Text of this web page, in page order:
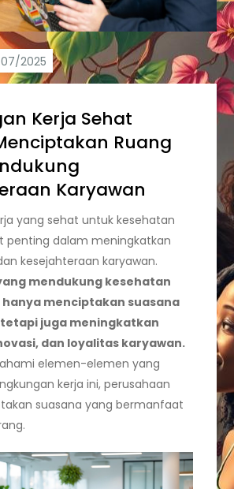
Kerja Sehat
Ruang
Karyawan
yang sehat untuk kesehatan
penting dalam meningkatkan
kesejahteraan karyawan.
mendukung kesehatan
menciptakan suasana
juga meningkatkan
dan loyalitas karyawan.
elemen-elemen yang
kerja ini, perusahaan
suasana yang bermanfaat